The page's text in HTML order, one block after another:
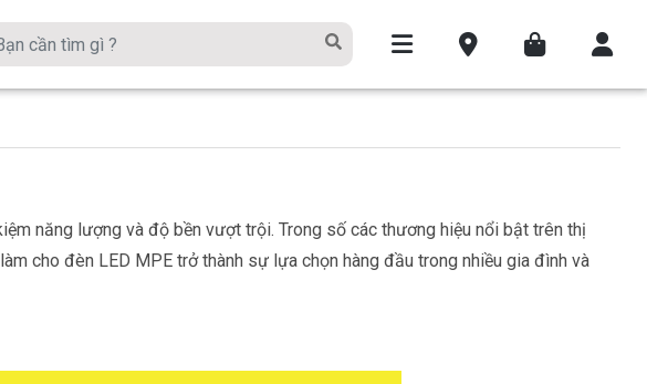
năng lượng và độ bền vượt trội. Trong số các thương hiệu nổi bật trên thị
cho đèn LED MPE trở thành sự lựa chọn hàng đầu trong nhiều gia đình và